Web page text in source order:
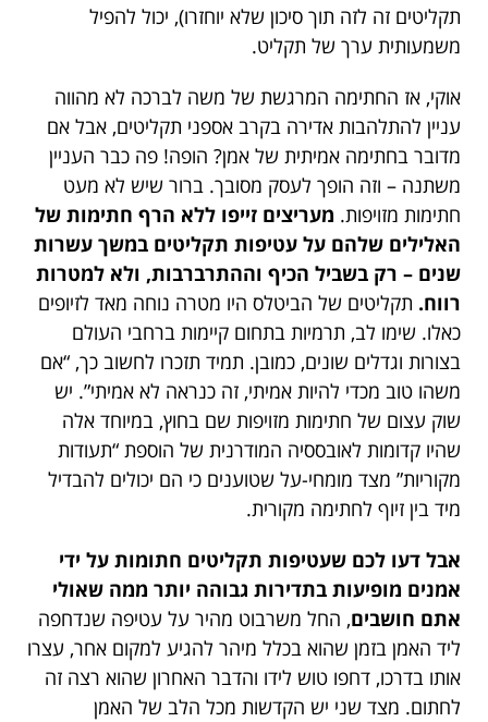
תקליטים זה לזה תוך סיכון שלא יוחזרו), יכול להפיל
משמעותית ערך של תקליט.
אוקי, אז החתימה המרגשת של משה לברכה לא מהווה
עניין להתלהבות אדירה בקרב אספני תקליטים, אבל אם
מדובר בחתימה אמיתית של אמן? הופה! פה כבר העניין
משתנה – וזה הופך לעסק מסובך. ברור שיש לא מעט
חתימות מזויפות. מעריצים זייפו ללא הרף חתימות של
האלילים שלהם על עטיפות תקליטים במשך עשרות
שנים – רק בשביל הכיף וההתרברבות, ולא למטרות
רווח. תקליטים של הביטלס היו מטרה נוחה מאד לזיופים
כאלו. שימו לב, תרמיות בתחום קיימות ברחבי העולם
בצורות וגדלים שונים, כמובן. תמיד תזכרו לחשוב כך, “אם
משהו טוב מכדי להיות אמיתי, זה כנראה לא אמיתי”. יש
שוק עצום של חתימות מזויפות שם בחוץ, במיוחד אלה
שהיו קדומות לאובססיה המודרנית של הוספת “תעודות
מקוריות” מצד מומחי-על שטוענים כי הם יכולים להבדיל
מיד בין זיוף לחתימה מקורית.
אבל דעו לכם שעטיפות תקליטים חתומות על ידי
אמנים מופיעות בתדירות גבוהה יותר ממה שאולי
אתם חושבים, החל משרבוט מהיר על עטיפה שנדחפה
ליד האמן בזמן שהוא בכלל מיהר להגיע למקום אחר, עצרו
אותו בדרכו, דחפו טוש לידו והדבר האחרון שהוא רצה זה
לחתום. מצד שני יש הקדשות מכל הלב של האמן